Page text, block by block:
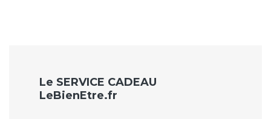
Le SERVICE CADEAU
LeBienEtre.fr